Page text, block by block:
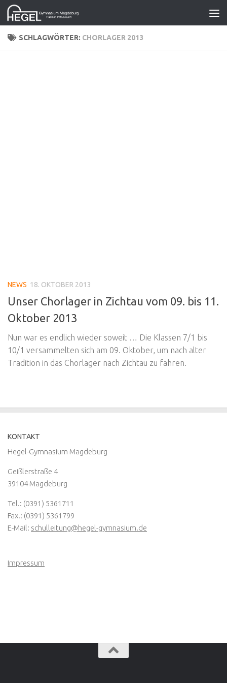
Zum Inhalt springen
SCHLAGWÖRTER: CHORLAGER 2013
NEWS 18. OKTOBER 2013
Unser Chorlager in Zichtau vom 09. bis 11.
Oktober 2013
Nun war es endlich wieder soweit … Die Klassen 7/1 bis
10/1 versammelten sich am 09. Oktober, um nach alter
Tradition in das Chorlager nach Zichtau zu fahren.
KONTAKT
Hegel-Gymnasium Magdeburg
Geißlerstraße 4
39104 Magdeburg
Tel.: (0391) 5361711
Fax.: (0391) 5361799
E-Mail: schulleitung@hegel-gymnasium.de
Impressum